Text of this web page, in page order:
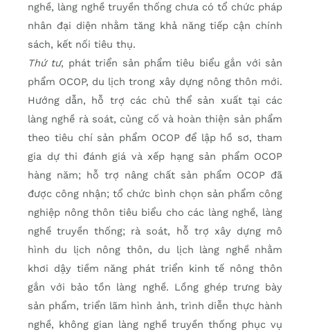
nghề, làng nghề truyền thống chưa có tổ chức pháp
nhân đại diện nhằm tăng khả năng tiếp cận chính
sách, kết nối tiêu thụ.
Thứ tư, phát triển sản phẩm tiêu biểu gắn với sản
phẩm OCOP, du lịch trong xây dựng nông thôn mới.
Hướng dẫn, hỗ trợ các chủ thể sản xuất tại các
làng nghề rà soát, củng cố và hoàn thiện sản phẩm
theo tiêu chí sản phẩm OCOP để lập hồ sơ, tham
gia dự thi đánh giá và xếp hạng sản phẩm OCOP
hàng năm; hỗ trợ nâng chất sản phẩm OCOP đã
được công nhận; tổ chức bình chọn sản phẩm công
nghiệp nông thôn tiêu biểu cho các làng nghề, làng
nghề truyền thống; rà soát, hỗ trợ xây dựng mô
hình du lịch nông thôn, du lịch làng nghề nhằm
khơi dậy tiềm năng phát triển kinh tế nông thôn
gắn với bảo tồn làng nghề. Lồng ghép trưng bày
sản phẩm, triển lãm hình ảnh, trình diễn thực hành
nghề, không gian làng nghề truyền thống phục vụ